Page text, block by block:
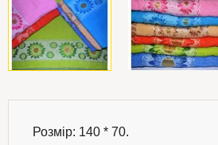
Розмір: 140 * 70.